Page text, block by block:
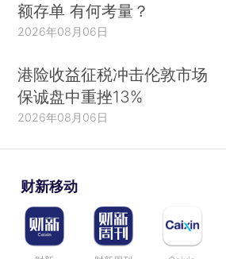
额存单 有何考量？
2026年08月06日
港险收益征税冲击伦敦市场
保诚盘中重挫13%
2026年08月06日
财新移动